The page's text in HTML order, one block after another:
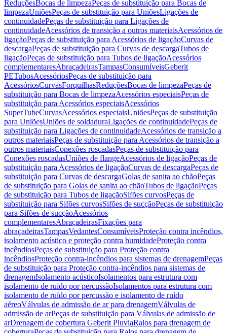
ReduçõesBocas de limpezaPeças de substituição para Bocas de
limpezaUniõesPeças de substituição para UniõesLigações de
continuidadePeças de substituição para Ligações de
continuidadeAcessórios de transição a outros materiaisAcessórios de
ligaçãoPeças de substituição para Acessórios de ligaçãoCurvas de
descargaPeças de substituição para Curvas de descargaTubos de
ligaçãoPeças de substituição para Tubos de ligaçãoAcessórios
complementaresAbraçadeirasTampasConsumíveisGeberit
PETubosAcessóriosPeças de substituição para
AcessóriosCurvasForquilhasReduçõesBocas de limpezaPeças de
substituição para Bocas de limpezaAcessórios especiaisPeças de
substituição para Acessórios especiaisAcessórios
SuperTubeCurvasAcessórios especiaisUniõesPeças de substituição
para UniõesUniões de soldaduraLigações de continuidadePeças de
substituição para Ligações de continuidadeAcessórios de transição a
outros materiaisPeças de substituição para Acessórios de transição a
outros materiaisConexões roscadasPeças de substituição para
Conexões roscadasUniões de flangeAcessórios de ligaçãoPeças de
substituição para Acessórios de ligaçãoCurvas de descargaPeças de
substituição para Curvas de descargaGolas de sanita ao chãoPeças
de substituição para Golas de sanita ao chãoTubos de ligaçãoPeças
de substituição para Tubos de ligaçãoSifões curvosPeças de
substituição para Sifões curvosSifões de sucçãoPeças de substituição
para Sifões de sucçãoAcessórios
complementaresAbraçadeirasFixações para
abraçadeirasTampasVedantesConsumíveisProteção contra incêndios,
isolamento acústico e proteção contra humidadeProteção contra
incêndiosPeças de substituição para Proteção contra
incêndiosProteção contra-incêndios para sistemas de drenagemPeças
de substituição para Proteção contra-incêndios para sistemas de
drenagemIsolamento acústicoIsolamentos para estrutura com
isolamento de ruído por percussãoIsolamentos para estrutura com
isolamento de ruído por percussão e isolamento de ruído
aéreoVálvulas de admissão de ar para drenagemVálvulas de
admissão de arPeças de substituição para Válvulas de admissão de
arDrenagem de cobertura Geberit PluviaRalos para drenagem de